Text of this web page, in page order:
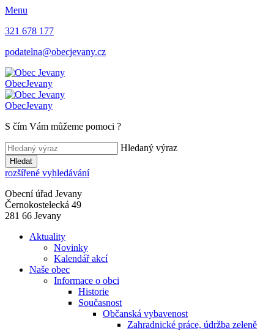
Menu
321 678 177
podatelna@obecjevany.cz
ObecJevany
ObecJevany
S čím Vám můžeme pomoci ?
Hledaný výraz
Hledat
rozšířené vyhledávání
Obecní úřad Jevany
Černokostelecká 49
281 66 Jevany
Aktuality
Novinky
Kalendář akcí
Naše obec
Informace o obci
Historie
Současnost
Občanská vybavenost
Zahradnické práce, údržba zeleně